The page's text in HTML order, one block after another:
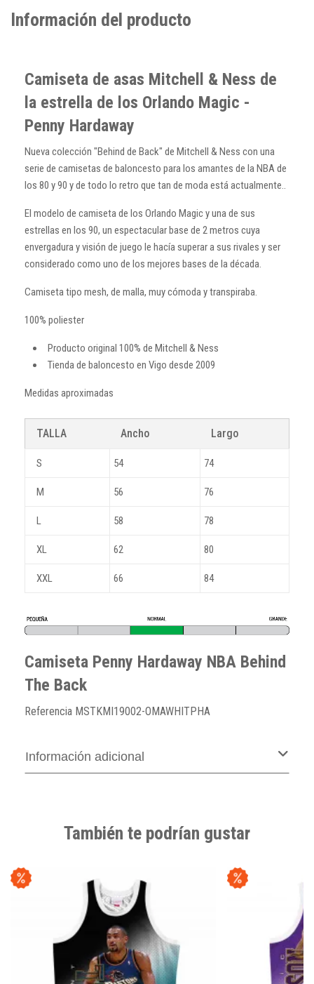
Información del producto
Camiseta de asas Mitchell & Ness de
la estrella de los Orlando Magic -
Penny Hardaway
Nueva colección "Behind de Back" de Mitchell & Ness con una
serie de camisetas de baloncesto para los amantes de la NBA de
los 80 y 90 y de todo lo retro que tan de moda está actualmente..
El modelo de camiseta de los Orlando Magic y una de sus
estrellas en los 90, un espectacular base de 2 metros cuya
envergadura y visión de juego le hacía superar a sus rivales y ser
considerado como uno de los mejores bases de la década.
Camiseta tipo mesh, de malla, muy cómoda y transpiraba.
100% poliester
Producto original 100% de Mitchell & Ness
Tienda de baloncesto en Vigo desde 2009
Medidas aproximadas
TALLA Ancho Largo
S 54 74
M 56 76
L 58 78
XL 62 80
XXL 66 84
Camiseta Penny Hardaway NBA Behind
The Back
Referencia MSTKMI19002-OMAWHITPHA
Información adicional
También te podrían gustar